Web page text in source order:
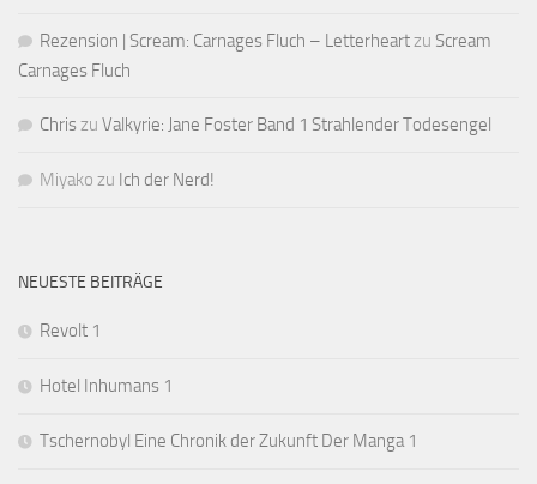
Rezension | Scream: Carnages Fluch – Letterheartzu Scream
Carnages Fluch
Chriszu Valkyrie: Jane Foster Band 1 Strahlender Todesengel
Miyako zu Ich der Nerd!
NEUESTE BEITRÄGE
Revolt 1
Hotel Inhumans 1
Tschernobyl Eine Chronik der Zukunft Der Manga 1